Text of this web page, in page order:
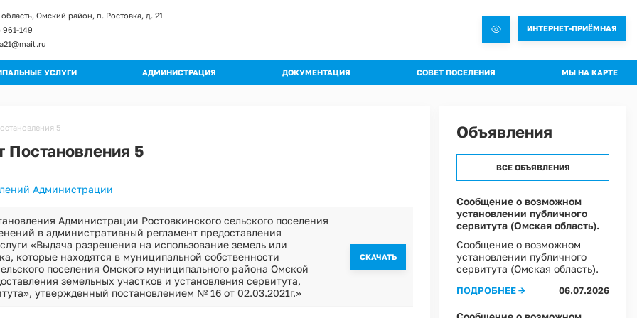
Омский район, п. Ростовка, д. 21
961-149
ИНТЕРНЕТ-ПРИЁМНАЯ
УСЛУГИ
схемы
АДМИНИСТРАЦИЯ
Порядок поступления на МС
Вакантные должности
Контактная информация
Перечень мероприятий по улучшению условий охраны труда в Администрации Ростовкинского сельского поселения
ДОКУМЕНТАЦИЯ
Оценка эффективности муниципальных программ
Устав
Проекты Постановлений Администрации
СОВЕТ ПОСЕЛЕНИЯ
Проекты Решений совета
Решения Совета
Информация о текущей деятельности Совета
МЫ НА КАРТЕ
5
Постановления 5
Администрации
Администрации Ростовкинского сельского поселения
в административный регламент предоставления
«Выдача разрешения на использование земель или
которые находятся в муниципальной собственности
поселения Омского муниципального района Омской
земельных участков и установления сервитута,
утвержденный постановлением № 16 от 02.03.2021г.»
CКАЧАТЬ
Объявления
ВСЕ ОБЪЯВЛЕНИЯ
Сообщение о возможном
установлении публичного
сервитута (Омская область).
Сообщение о возможном
установлении публичного
сервитута (Омская область).
ПОДРОБНЕЕ → 06.07.2026